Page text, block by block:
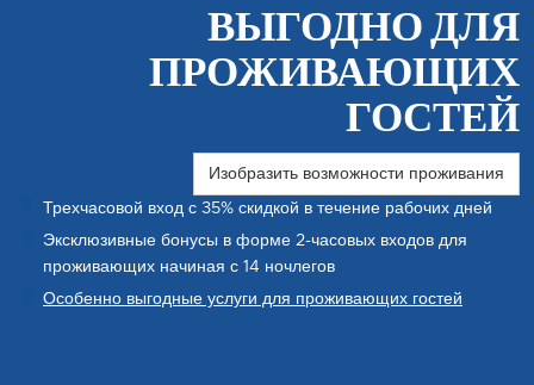
ВЫГОДНО ДЛЯ
ПРОЖИВАЮЩИХ
ГОСТЕЙ
Изобразить возможности проживания
Трехчасовой вход с 35% скидкой в течение рабочих дней
Эксклюзивные бонусы в форме 2-часовых входов для
проживающих начиная с 14 ночлегов
Особенно выгодные услуги для проживающих гостей